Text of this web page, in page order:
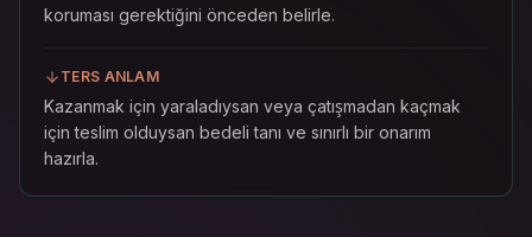
koruması gerektiğini önceden belirle.
TERS ANLAM
Kazanmak için yaraladıysan veya çatışmadan kaçmak
için teslim olduysan bedeli tanı ve sınırlı bir onarım
hazırla.